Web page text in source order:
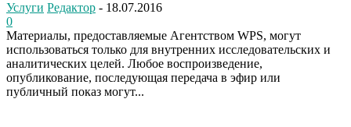
Услуги Редактор - 18.07.2016
0
Материалы, предоставляемые Агентством WPS, могут
использоваться только для внутренних исследовательских и
аналитических целей. Любое воспроизведение,
опубликование, последующая передача в эфир или
публичный показ могут...